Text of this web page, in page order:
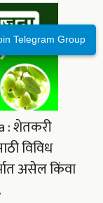
: शेतकरी
विविध
असेल किंवा
Telegram Group